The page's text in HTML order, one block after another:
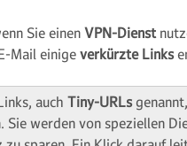
Sie einen VPN-Dienst
Mail einige verkürzte Links
auch Tiny-URLs
Sie werden von speziellen